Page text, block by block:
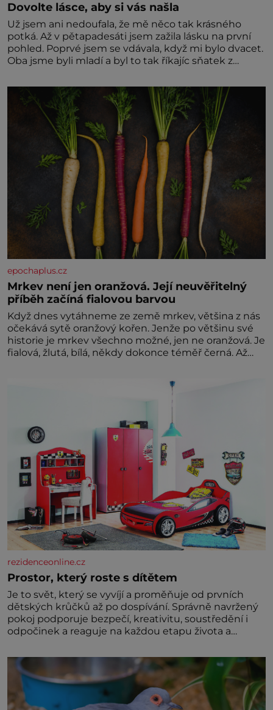
Dovolte lásce, aby si vás našla
Už jsem ani nedoufala, že mě něco tak krásného
potká. Až v pětapadesáti jsem zažila lásku na první
pohled. Poprvé jsem se vdávala, když mi bylo dvacet.
Oba jsme byli mladí a byl to tak říkajíc sňatek z
zaopatřený mladý muž. Manželství nám oběma moc
nesvědčilo, brzy jsme zjistili, že
epochaplus.cz
Mrkev není jen oranžová. Její neuvěřitelný
příběh začíná fialovou barvou
Když dnes vytáhneme ze země mrkev, většina z nás
očekává sytě oranžový kořen. Jenže po většinu své
historie je mrkev všechno možné, jen ne oranžová. Je
fialová, žlutá, bílá, někdy dokonce téměř černá. Až
nedokážeme představit. Její příběh je
rezidenceonline.cz
Prostor, který roste s dítětem
Je to svět, který se vyvíjí a proměňuje od prvních
dětských krůčků až po dospívání. Správně navržený
pokoj podporuje bezpečí, kreativitu, soustředění i
odpočinek a reaguje na každou etapu života a
jednoduchost, měkkost a bezpečí, proto by pokoj
miminka měl působit především klidně a útulně.
Předškolní věk je